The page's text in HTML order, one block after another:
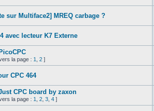
sur Multiface2] MREQ carbage ?
avec lecteur K7 Externe
la page : 1 2 ]
CPC 464
CPC board by zaxon
la page : 1 2 3 4 ]